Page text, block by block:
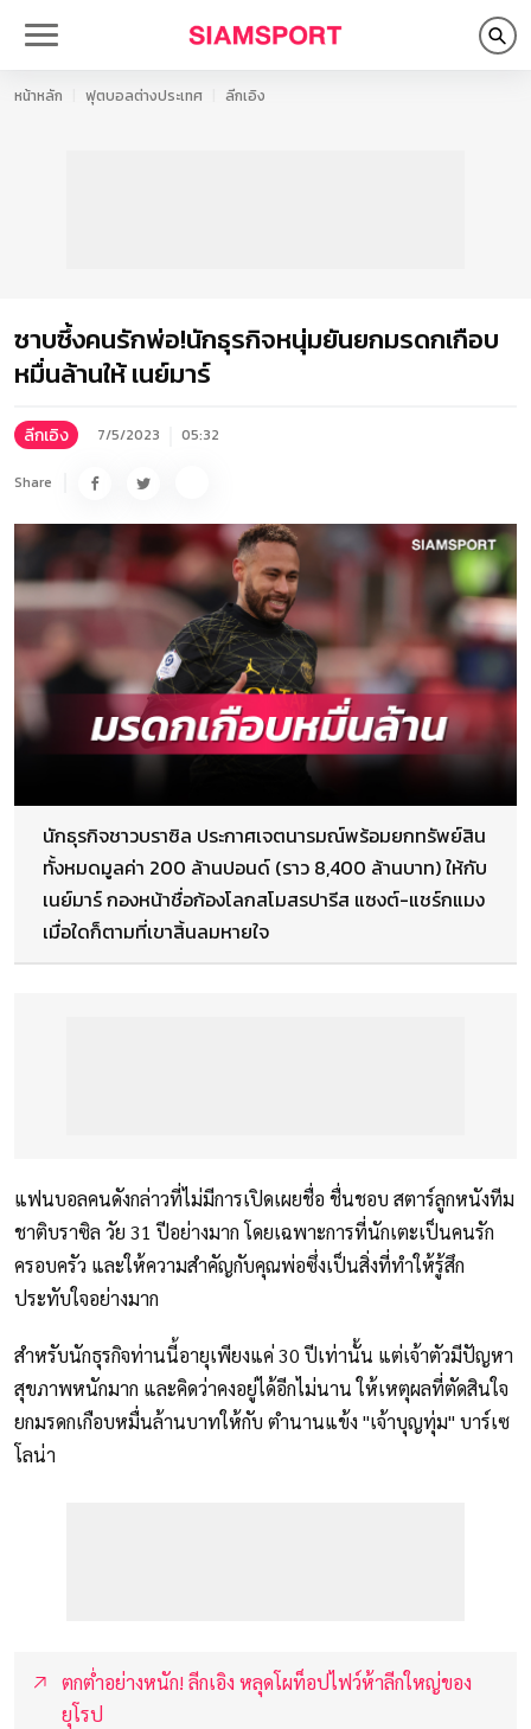
หน้าหลัก ฟุตบอลต่างประเทศ ลีกเอิง
ซาบซึ้งคนรักพ่อ!นักธุรกิจหนุ่มยันยกมรดกเกือบ
หมื่นล้านให้ เนย์มาร์
ลีกเอิง 7/5/2023 05:32
Share
นักธุรกิจชาวบราซิล ประกาศเจตนารมณ์พร้อมยกทรัพย์สิน
ทั้งหมดมูลค่า 200 ล้านปอนด์ (ราว 8,400 ล้านบาท) ให้กับ
เนย์มาร์ กองหน้าชื่อก้องโลกสโมสรปารีส แซงต์-แชร์กแมง
เมื่อใดก็ตามที่เขาสิ้นลมหายใจ
แฟนบอลคนดังกล่าวที่ไม่มีการเปิดเผยชื่อ ชื่นชอบ สตาร์ลูกหนังทีม
ชาติบราซิล วัย 31 ปีอย่างมาก โดยเฉพาะการที่นักเตะเป็นคนรัก
ครอบครัว และให้ความสำคัญกับคุณพ่อซึ่งเป็นสิ่งที่ทำให้รู้สึก
ประทับใจอย่างมาก
สำหรับนักธุรกิจท่านนี้อายุเพียงแค่ 30 ปีเท่านั้น แต่เจ้าตัวมีปัญหา
สุขภาพหนักมาก และคิดว่าคงอยู่ได้อีกไม่นาน ให้เหตุผลที่ตัดสินใจ
ยกมรดกเกือบหมื่นล้านบาทให้กับ ตำนานแข้ง "เจ้าบุญทุ่ม" บาร์เซ
โลน่า
ตกต่ำอย่างหนัก! ลีกเอิง หลุดโผท็อปไฟว์ห้าลีกใหญ่ของ
ยุโรป